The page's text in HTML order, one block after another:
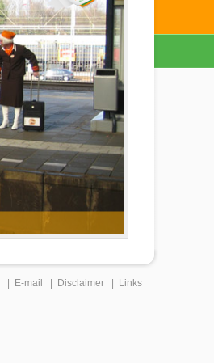
E-mail Disclaimer Links